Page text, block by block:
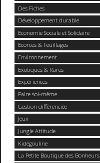
Des Fiches
Développement durable
Economie Sociale et Solidaire
Ecorces & Feuillages
Environnement
Exotiques & Rares
Expériences
Faire soi-même
Gestion différenciée
Jeux
Jungle Attitude
Kidégouline
La Petite Boutique des Bonheurs